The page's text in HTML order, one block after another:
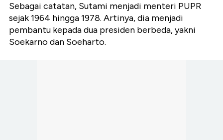
Sebagai catatan, Sutami menjadi menteri PUPR
sejak 1964 hingga 1978. Artinya, dia menjadi
pembantu kepada dua presiden berbeda, yakni
Soekarno dan Soeharto.